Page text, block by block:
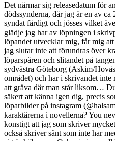
Det närmar sig releasedatum för
dödssynderna, där jag är en av
syndat färdigt och jösses vilket
glädje jag har av löpningen i
löpandet utvecklar mig, får mig
jag slutar inte att förundras över
löparspåren och slitandet på
sydvästra Göteborg (Askim/
området) och har i skrivandet
att gräva där man står liksom…
säkert att känna igen dig, precis
löparbilder på instagram
karaktärerna i novellerna? You
konstigt att jag som skriver
också skriver sånt som inte har